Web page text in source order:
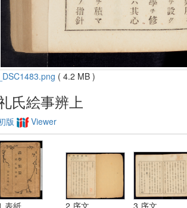
_DSC1483.png ( 4.2 MB )
氏絵事辨上
版 Viewer